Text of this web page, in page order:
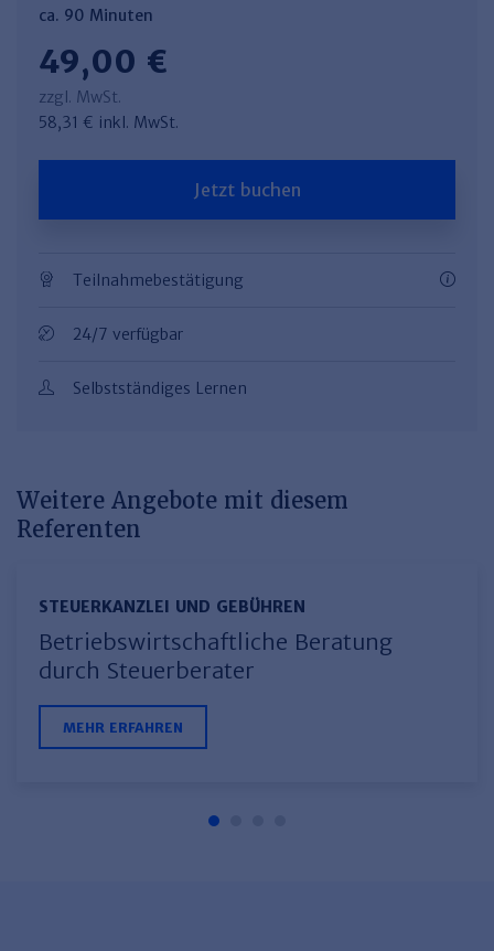
ca. 90 Minuten
49,00 €
zzgl. MwSt.
58,31 € inkl. MwSt.
Jetzt buchen
Teilnahmebestätigung
24/7 verfügbar
Selbstständiges Lernen
Weitere Angebote mit diesem
Referenten
STEUERKANZLEI UND GEBÜHREN
Betriebswirtschaftliche Beratung
durch Steuerberater
MEHR ERFAHREN